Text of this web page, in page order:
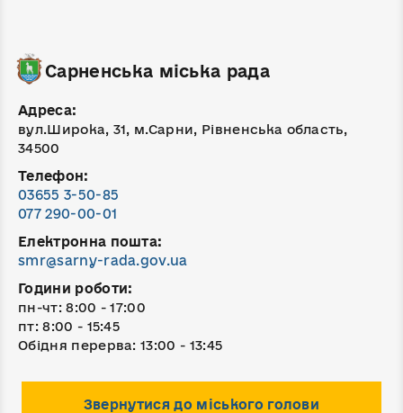
Сарненська міська рада
Адреса:
вул.Широка, 31, м.Сарни, Рівненська область,
34500
Телефон:
03655 3-50-85
077 290-00-01
Електронна пошта:
smr@sarny-rada.gov.ua
Години роботи:
пн-чт: 8:00 - 17:00
пт: 8:00 - 15:45
Обідня перерва: 13:00 - 13:45
Звернутися до міського голови